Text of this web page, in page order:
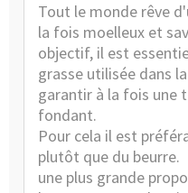
Tout le monde rêve
la fois moelleux et
objectif, il est
grasse utilisée dans
garantir à la fois une
fondant.
Pour cela il est
plutôt que du beurre.
une plus grande